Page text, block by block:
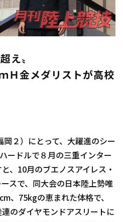
え〟
Ｈ金メダリストが高校
２）にとって、大躍進のシー
ードルで８月の三重インター
、10月のブエノスアイレス・
スで、同大会の日本陸上勢唯
、75kgの恵まれた体格で、
のダイヤモンドアスリートに